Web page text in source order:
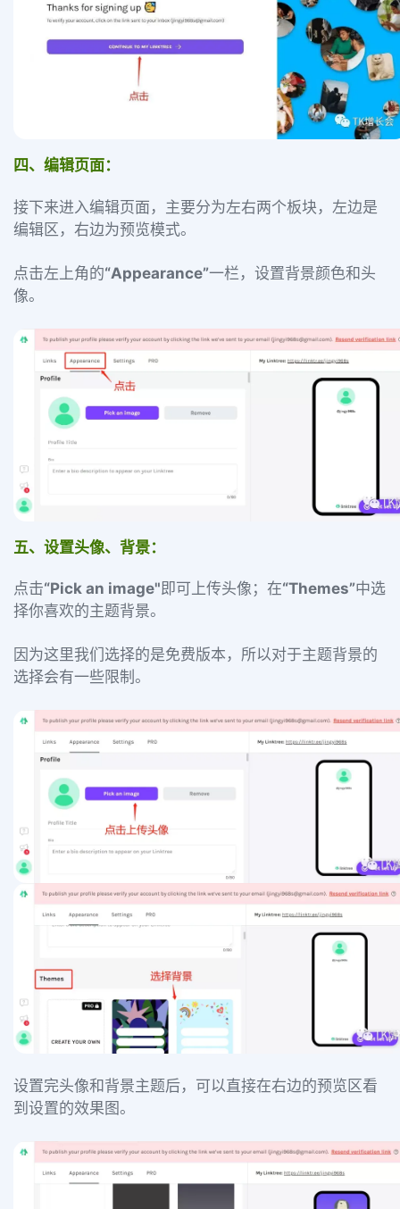
四、编辑页面：
接下来进入编辑页面，主要分为左右两个板块，左边是
编辑区，右边为预览模式。
点击左上角的“Appearance”一栏，设置背景颜色和头
像。
五、设置头像、背景：
点击“Pick an image" 即可上传头像；在“Themes”中选
择你喜欢的主题背景。
因为这里我们选择的是免费版本，所以对于主题背景的
选择会有一些限制。
设置完头像和背景主题后，可以直接在右边的预览区看
到设置的效果图。